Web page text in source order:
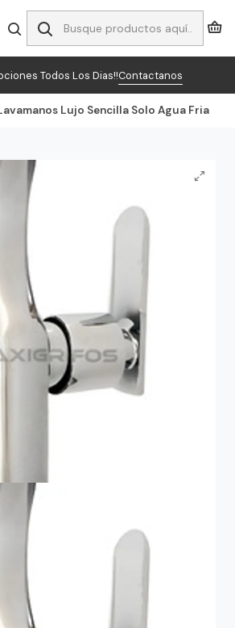
Todos Los Dias!!Contactanos
Lujo Sencilla Solo Agua Fria